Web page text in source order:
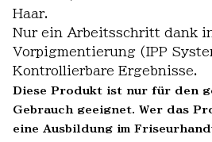
Haar.
Nur ein Arbeitsschritt dank
Vorpigmentierung (IPP
Kontrollierbare Ergebnisse.
Diese Produkt ist nur für den
Gebrauch geeignet. Wer das
eine Ausbildung im